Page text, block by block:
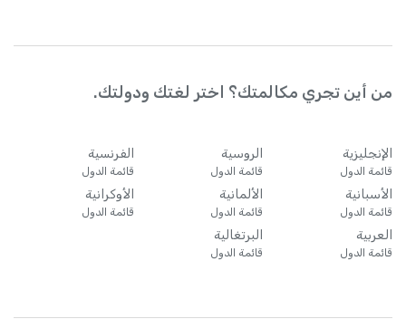
من أين تجري مكالمتك؟ اختر لغتك ودولتك.
الإنجليزية
قائمة الدول
الروسية
قائمة الدول
الفرنسية
قائمة الدول
الأسبانية
قائمة الدول
الألمانية
قائمة الدول
الأوكرانية
قائمة الدول
العربية
قائمة الدول
البرتغالية
قائمة الدول